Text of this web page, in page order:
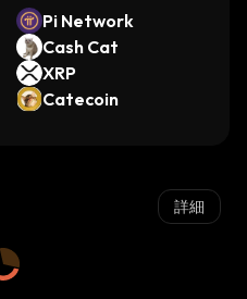
Pi Network
Cash Cat
XRP
Catecoin
詳細